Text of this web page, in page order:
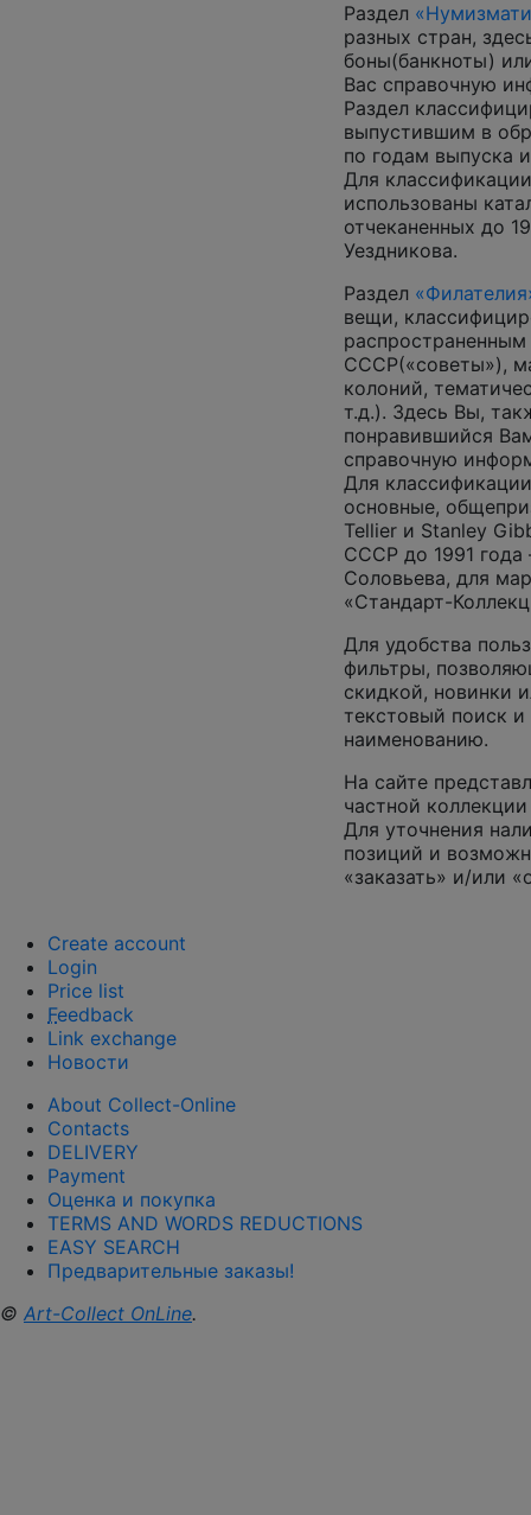
Раздел
разных стран,
боны(банкноты)
Вас справочную
Раздел
выпустившим в
по годам выпуска
Для
использованы
отчеканенных до
Уездникова.
Раздел
вещи,
СССР(«советы»),
колоний,
т.д.). Здесь Вы,
понравившийся
справочную
Для
основные,
Tellier и Stanley
СССР до 1991
Соловьева, для
«Стандарт-
Для удобства
фильтры,
скидкой, новинки
текстовый поиск
наименованию.
На сайте
частной
Для уточнения
позиций и
«заказать» и/или
Create account
Login
Price list
Feedback
Link exchange
Новости
About Collect-Online
Contacts
DELIVERY
Payment
Оценка и покупка
TERMS AND WORDS REDUCTIONS
EASY SEARCH
Предварительные заказы!
© Art-Collect OnLine.